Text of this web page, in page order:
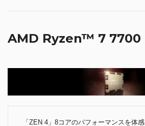
AMD Ryzen™ 7 7700
「ZEN 4」8コアのパフォーマンスを体感